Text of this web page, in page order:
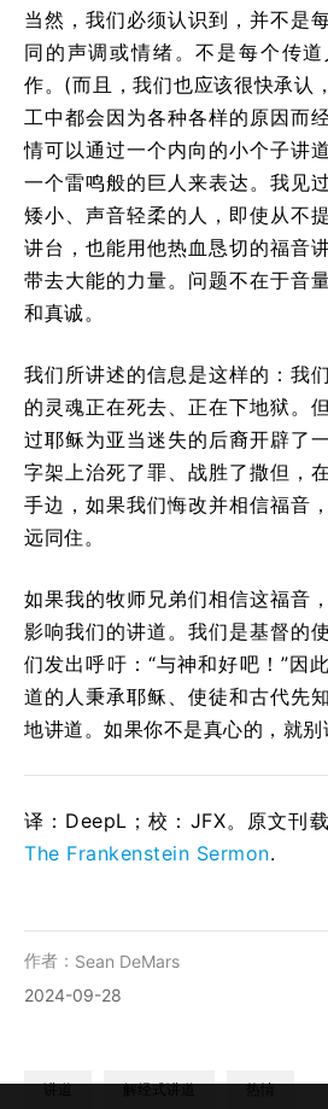
当然，我们必须认识到，并不是
同的声调或情绪。不是每个传
作。(而且，我们也应该很快承认
工中都会因为各种各样的原因而
情可以通过一个内向的小个子讲
一个雷鸣般的巨人来表达。我见
矮小、声音轻柔的人，即使从不
讲台，也能用他热血恳切的福音
带去大能的力量。问题不在于音
和真诚。
我们所讲述的信息是这样的：我
的灵魂正在死去、正在下地狱。
过耶稣为亚当迷失的后裔开辟了
字架上治死了罪、战胜了撒但，
手边，如果我们悔改并相信福音
远同住。
如果我的牧师兄弟们相信这福音
影响我们的讲道。我们是基督的
们发出呼吁：“与神和好吧！”因
道的人秉承耶稣、使徒和古代先
地讲道。如果你不是真心的，就别
译：DeepL；校：JFX。原文刊
The Frankenstein Sermon.
作者： Sean DeMars
2024-09-28
讲道 解经式讲道 热情